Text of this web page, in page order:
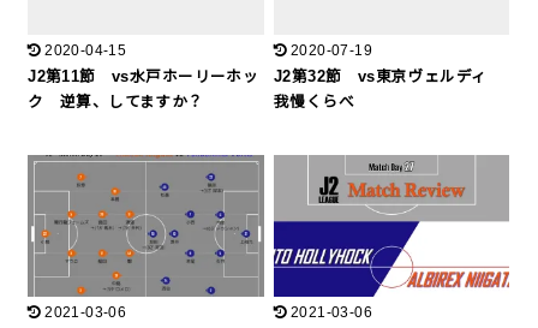
2020-04-15
J2第11節 vs水戸ホーリーホッ
ク 逆算、してますか？
2020-07-19
J2第32節 vs東京ヴェルディ
我慢くらべ
2021-03-06
2021-03-06